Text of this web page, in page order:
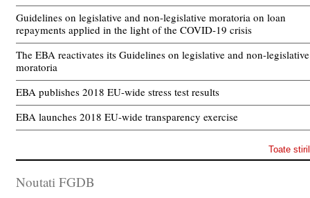
Guidelines on legislative and non-legislative moratoria on loan
repayments applied in the light of the COVID-19 crisis
The EBA reactivates its Guidelines on legislative and non-legislative
moratoria
EBA publishes 2018 EU-wide stress test results
EBA launches 2018 EU-wide transparency exercise
Toate
Noutati FGDB